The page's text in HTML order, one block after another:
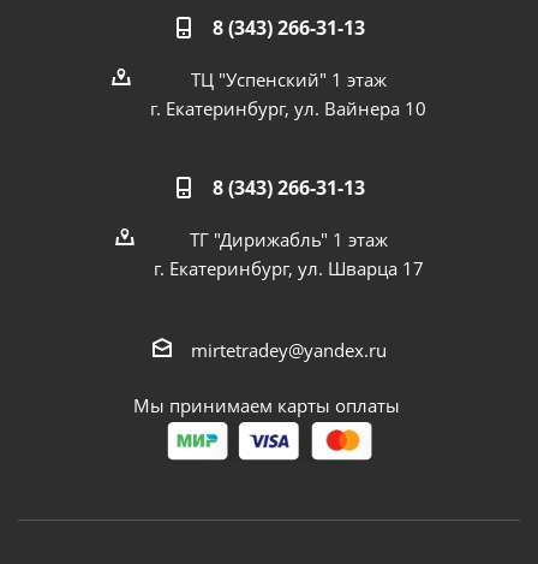
8 (343) 266-31-13
ТЦ "Успенский" 1 этаж
г. Екатеринбург, ул. Вайнера 10
8 (343) 266-31-13
ТГ "Дирижабль" 1 этаж
г. Екатеринбург, ул. Шварца 17
mirtetradey@yandex.ru
Мы принимаем карты оплаты